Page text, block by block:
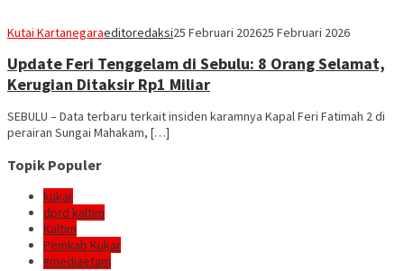
Kutai Kartanegaraeditoredaksi25 Februari 202625 Februari 2026
Update Feri Tenggelam di Sebulu: 8 Orang Selamat,
Kerugian Ditaksir Rp1 Miliar
SEBULU – Data terbaru terkait insiden karamnya Kapal Feri Fatimah 2 di
perairan Sungai Mahakam, […]
Topik Populer
kukar
dprd kaltim
Kaltim
Pemkab Kukar
#mediaetam